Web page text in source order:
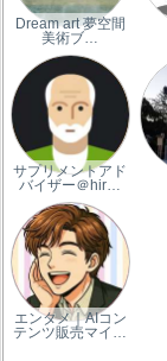
Dream art 夢空間
美術ブ…
サプリメントアド
バイザー＠hir…
エンタメ｜AIコン
テンツ販売マイ…